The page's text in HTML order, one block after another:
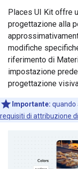
Places UI Kit offre
progettazione alla
modifiche
riferimento di
impostazione
progettazione
Importante: quando
requisiti di attribuzione